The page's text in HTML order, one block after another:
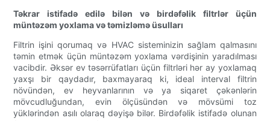
Təkrar istifadə edilə bilən və birdəfəlik filtrlər üçün
müntəzəm yoxlama və təmizləmə üsulları
Filtrin işini qorumaq və HVAC sisteminizin sağlam qalmasını
təmin etmək üçün müntəzəm yoxlama vərdişinin yaradılması
vacibdir. Əksər ev təsərrüfatları üçün filtrləri hər ay yoxlamaq
yaxşı bir qaydadır, baxmayaraq ki, ideal interval filtrin
növündən, ev heyvanlarının və ya siqaret çəkənlərin
mövcudluğundan, evin ölçüsündən və mövsümi toz
yüklərindən asılı olaraq dəyişə bilər. Birdəfəlik istifadə olunan